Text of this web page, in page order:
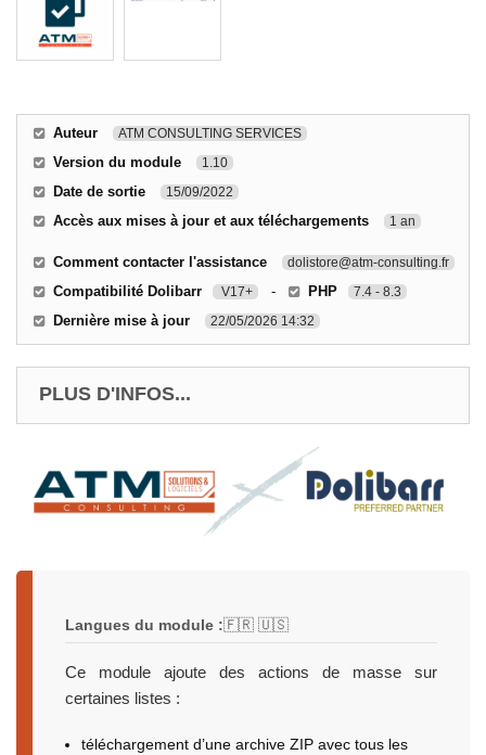
Auteur ATM CONSULTING SERVICES
Version du module 1.10
Date de sortie 15/09/2022
Accès aux mises à jour et aux téléchargements 1 an
Comment contacter l'assistance dolistore@atm-consulting.fr
Compatibilité Dolibarr V17+ - PHP 7.4 - 8.3
Dernière mise à jour 22/05/2026 14:32
PLUS D'INFOS...
Langues du module :🇫🇷 🇺🇸
Ce module ajoute des actions de masse sur
certaines listes :
téléchargement d’une archive ZIP avec tous les